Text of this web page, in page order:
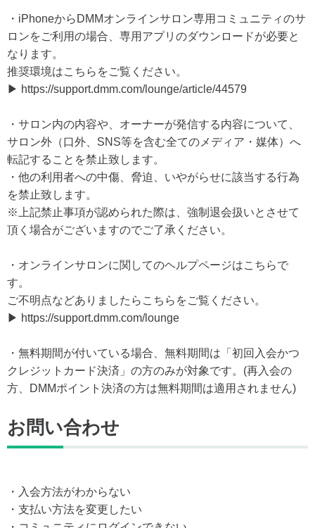
・iPhoneからDMMオンラインサロン専用コミュニティのサ
ロンをご利用の場合、専用アプリのダウンロードが必要と
なります。
推奨環境はこちらをご覧ください。
▶ https://support.dmm.com/lounge/article/44579
・サロン内の内容や、オーナーが発信する内容について、
サロン外（口外、SNS等を含む全てのメディア・媒体）へ
転記することを禁止致します。
・他の利用者への中傷、脅迫、いやがらせに該当する行為
を禁止致します。
※上記禁止事項が認められた際は、強制退会扱いとさせて
頂く場合がございますのでご了承ください。
・オンラインサロンに関してのヘルプページはこちらで
す。
ご不明点などありましたらこちらをご覧ください。
▶ https://support.dmm.com/lounge
・無料期間が付いている場合、無料期間は「初回入会かつ
クレジットカード決済」の方のみが対象です。(再入会の
方、DMMポイント決済の方は無料期間は適用されません)
お問い合わせ
・入会方法がわからない
・支払い方法を変更したい